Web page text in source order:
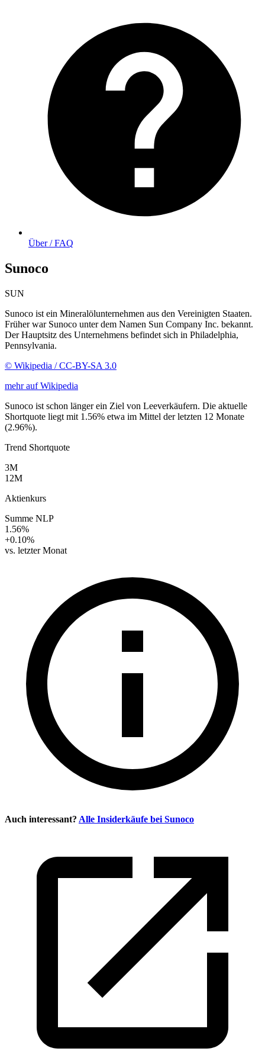
Über / FAQ
Sunoco
SUN
Sunoco ist ein Mineralölunternehmen aus den Vereinigten Staaten.
Früher war Sunoco unter dem Namen Sun Company Inc. bekannt.
Der Hauptsitz des Unternehmens befindet sich in Philadelphia,
Pennsylvania.
© Wikipedia / CC-BY-SA 3.0
mehr auf Wikipedia
Sunoco ist schon länger ein Ziel von Leeverkäufern. Die aktuelle
Shortquote liegt mit 1.56% etwa im Mittel der letzten 12 Monate
(2.96%).
Trend Shortquote
3M
12M
Aktienkurs
Summe NLP
1.56%
+0.10%
vs. letzter Monat
Auch interessant? Alle Insiderkäufe bei Sunoco